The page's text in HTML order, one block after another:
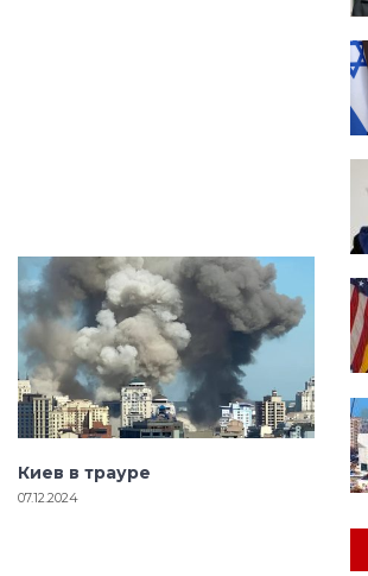
Киев в трауре
07.12.2024